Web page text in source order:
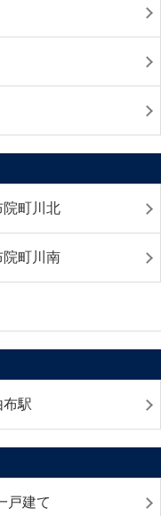
院町川北
院町川南
布駅
戸建て